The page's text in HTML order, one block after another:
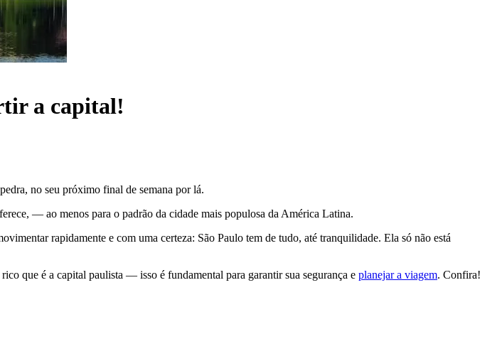
a capital!
no seu próximo final de semana por lá.
— ao menos para o padrão da cidade mais populosa da América Latina.
rapidamente e com uma certeza: São Paulo tem de tudo, até tranquilidade. Ela só não está
que é a capital paulista — isso é fundamental para garantir sua segurança e planejar a viagem. Confira!